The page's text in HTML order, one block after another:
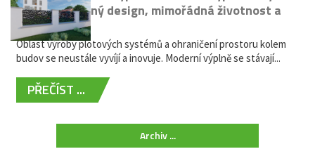
kovů: výjimečný design, mimořádná životnost a
žádná údržba
Oblast výroby plotových systémů a ohraničení prostoru kolem
budov se neustále vyvíjí a inovuje. Moderní výplně se stávají...
PŘEČÍST ...
Archiv ...